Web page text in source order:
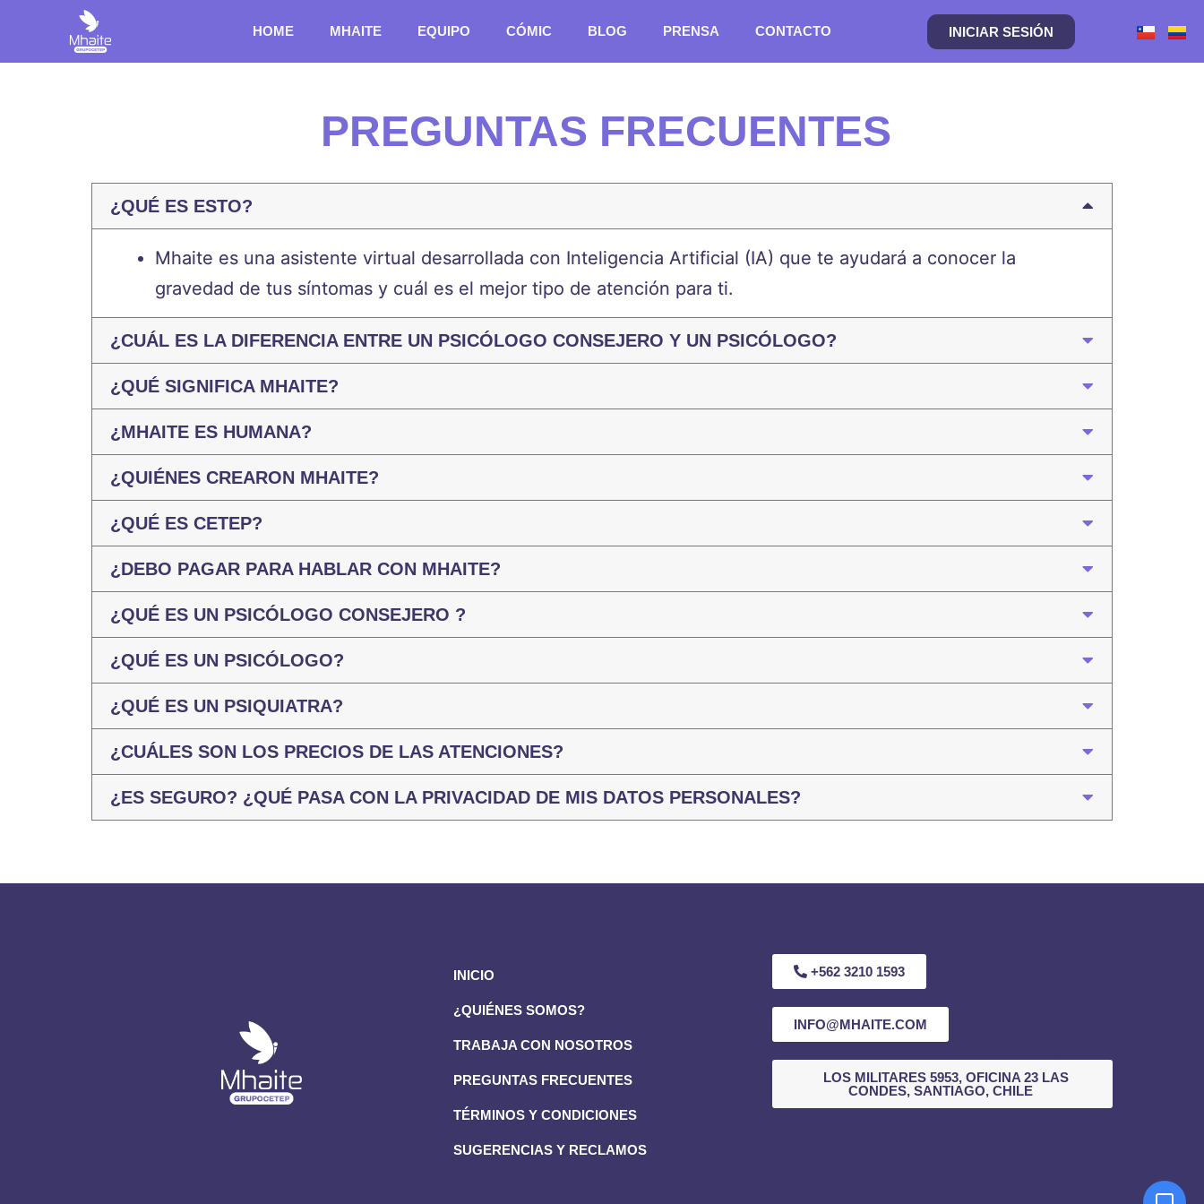
HOME MHAITE EQUIPO CÓMIC BLOG PRENSA CONTACTO INICIAR SESIÓN
PREGUNTAS FRECUENTES
¿QUÉ ES ESTO?
Mhaite es una asistente virtual desarrollada con Inteligencia Artificial (IA) que te ayudará a conocer la
gravedad de tus síntomas y cuál es el mejor tipo de atención para ti.
¿CUÁL ES LA DIFERENCIA ENTRE UN PSICÓLOGO CONSEJERO Y UN PSICÓLOGO?
¿QUÉ SIGNIFICA MHAITE?
¿MHAITE ES HUMANA?
¿QUIÉNES CREARON MHAITE?
¿QUÉ ES CETEP?
¿DEBO PAGAR PARA HABLAR CON MHAITE?
¿QUÉ ES UN PSICÓLOGO CONSEJERO ?
¿QUÉ ES UN PSICÓLOGO?
¿QUÉ ES UN PSIQUIATRA?
¿CUÁLES SON LOS PRECIOS DE LAS ATENCIONES?
¿ES SEGURO? ¿QUÉ PASA CON LA PRIVACIDAD DE MIS DATOS PERSONALES?
INICIO
¿QUIÉNES SOMOS?
TRABAJA CON NOSOTROS
PREGUNTAS FRECUENTES
TÉRMINOS Y CONDICIONES
SUGERENCIAS Y RECLAMOS
+562 3210 1593
INFO@MHAITE.COM
LOS MILITARES 5953, OFICINA 23 LAS
CONDES, SANTIAGO, CHILE